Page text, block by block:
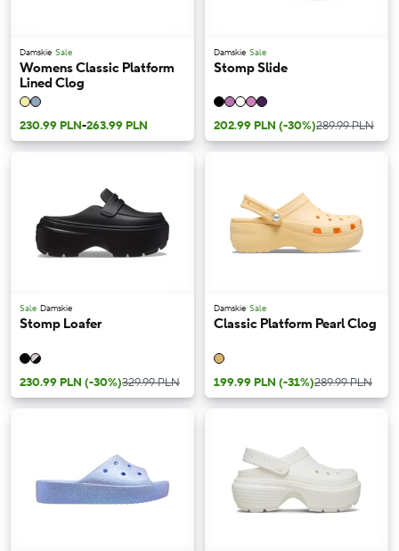
Damskie Sale
Womens Classic Platform
Lined Clog
230.99 PLN-263.99 PLN
Damskie Sale
Stomp Slide
202.99 PLN (-30%)289.99 PLN
Sale Damskie
Stomp Loafer
230.99 PLN (-30%)329.99 PLN
Damskie Sale
Classic Platform Pearl Clog
199.99 PLN (-31%)289.99 PLN